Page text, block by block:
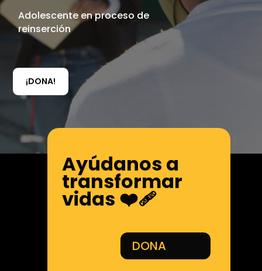
Adolescente en proceso de
reinserción
¡DONA!
Ayúdanos a
transformar
vidas ❤️‍🩹
DONA